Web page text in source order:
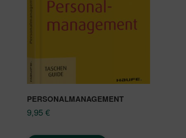
PERSONALMANAGEMENT
9,95 €